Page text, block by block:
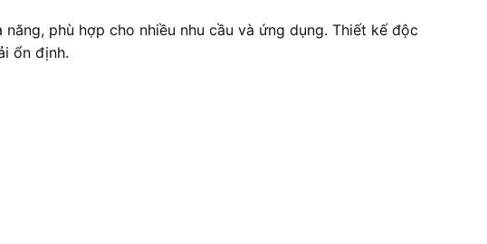
phù hợp cho nhiều nhu cầu và ứng dụng. Thiết kế độc
ổn định.